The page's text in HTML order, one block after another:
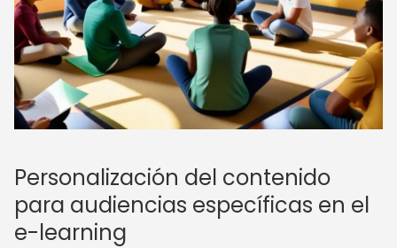
Personalización del contenido
para audiencias específicas en el
e-learning